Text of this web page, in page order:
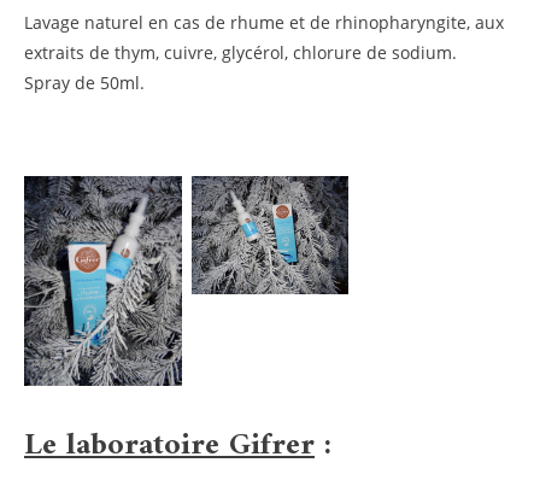
Lavage naturel en cas de rhume et de rhinopharyngite, aux
extraits de thym, cuivre, glycérol, chlorure de sodium.
Spray de 50ml.
Le laboratoire Gifrer :